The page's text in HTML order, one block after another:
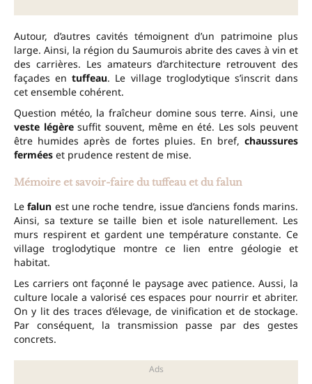
Autour, d’autres cavités témoignent d’un patrimoine plus
large. Ainsi, la région du Saumurois abrite des caves à vin et
des carrières. Les amateurs d’architecture retrouvent des
façades entuffeau. Le village troglodytique s’inscrit dans
cet ensemble cohérent.
Question météo, la fraîcheur domine sous terre. Ainsi, une
veste légèresuffit souvent, même en été. Les sols peuvent
être humides après de fortes pluies. En bref, chaussures
fermées et prudence restent de mise.
Mémoire et savoir-faire du tuffeau et du falun
Lefalun est une roche tendre, issue d’anciens fonds marins.
Ainsi, sa texture se taille bien et isole naturellement. Les
murs respirent et gardent une température constante. Ce
village troglodytique montre ce lien entre géologie et
habitat.
Les carriers ont façonné le paysage avec patience. Aussi, la
culture locale a valorisé ces espaces pour nourrir et abriter.
On y lit des traces d’élevage, de vinification et de stockage.
Par conséquent, la transmission passe par des gestes
concrets.